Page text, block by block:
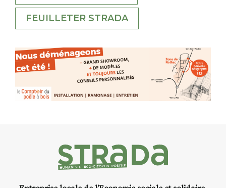
FEUILLETER STRADA